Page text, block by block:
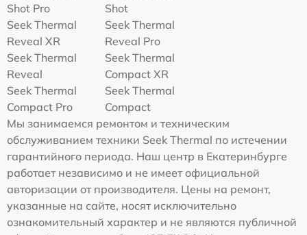
Shot Pro
Shot
Seek Thermal
Reveal XR
Seek Thermal
Reveal Pro
Seek Thermal
Reveal
Seek Thermal
Compact XR
Seek Thermal
Compact Pro
Seek Thermal
Compact
Мы занимаемся ремонтом и техническим
обслуживанием техники Seek Thermal по истечении
гарантийного периода. Наш центр в Екатеринбурге
работает независимо и не имеет официальной
авторизации от производителя. Цены на ремонт,
указанные на сайте, носят исключительно
ознакомительный характер и не являются публичной